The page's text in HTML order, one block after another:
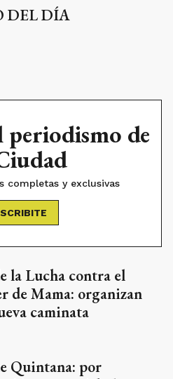
DEL DÍA
periodismo de
completas y exclusivas
la Lucha contra el
de Mama: organizan
caminata
Quintana: por